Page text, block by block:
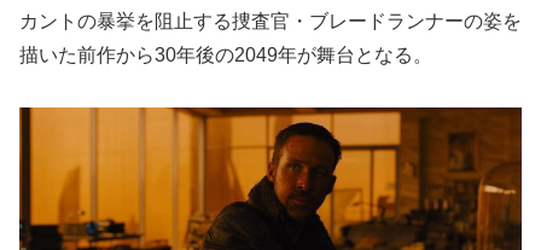
カントの暴挙を阻止する捜査官・ブレードランナーの姿を
描いた前作から30年後の2049年が舞台となる。